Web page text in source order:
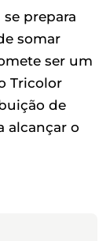
prepara
somar
ser um
Tricolor
de
alcançar o